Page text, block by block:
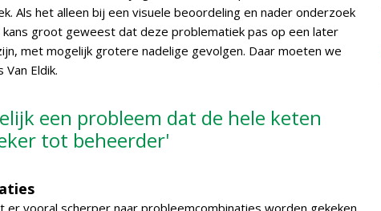
Als het alleen bij een visuele beoordeling en nader onderzoek
groot geweest dat deze problematiek pas op een later
met mogelijk grotere nadelige gevolgen. Daar moeten we
Eldik.
een probleem dat de hele keten
tot beheerder'
er vooral scherper naar probleemcombinaties worden gekeken.